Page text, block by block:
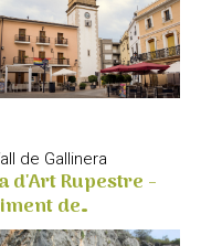
de Gallinera
d'Art Rupestre -
de